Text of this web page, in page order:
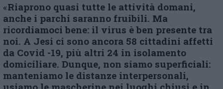
«Riaprono quasi tutte le attività domani,
anche i parchi saranno fruibili. Ma
ricordiamoci bene: il virus è ben presente tra
noi. A Jesi ci sono ancora 58 cittadini affetti
da Covid -19, più altri 24 in isolamento
domiciliare. Dunque, non siamo superficiali:
manteniamo le distanze interpersonali,